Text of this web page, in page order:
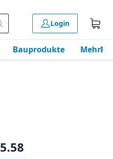
Login
Bauprodukte Mehr
5.58